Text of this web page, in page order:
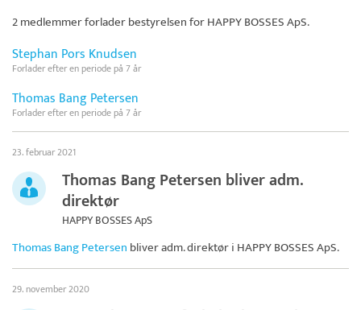
2 medlemmer forlader bestyrelsen forHAPPY BOSSES ApS.
Stephan Pors Knudsen
Forlader efter en periode på 7 år
Thomas Bang Petersen
Forlader efter en periode på 7 år
23. februar 2021
Thomas Bang Petersen bliver adm.
direktør
HAPPY BOSSES ApS
Thomas Bang Petersen bliver adm. direktør i HAPPY BOSSES ApS.
29. november 2020